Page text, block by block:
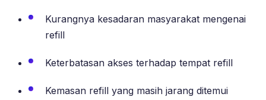
Kurangnya kesadaran masyarakat mengenai
refill
Keterbatasan akses terhadap tempat refill
Kemasan refill yang masih jarang ditemui